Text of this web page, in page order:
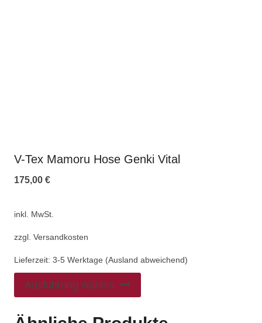
V-Tex Mamoru Hose Genki Vital
175,00 €
inkl. MwSt.
zzgl. Versandkosten
Lieferzeit: 3-5 Werktage (Ausland abweichend)
Ausführung wählen